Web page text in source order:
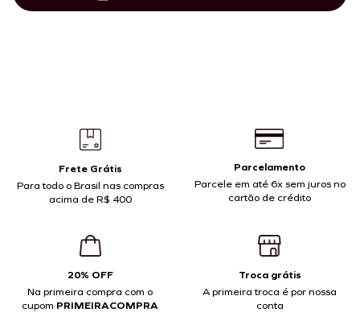
Frete Grátis
Para todo o Brasil nas compras
acima de R$ 400
Parcelamento
Parcele em até 6x sem juros no
cartão de crédito
20% OFF
Na primeira compra com o
cupom PRIMEIRACOMPRA
Troca grátis
A primeira troca é por nossa
conta